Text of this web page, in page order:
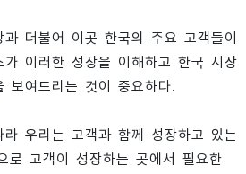
더불어 이곳 한국의 주요 고객들이
이러한 성장을 이해하고 한국 시장
보여드리는 것이 중요하다.
우리는 고객과 함께 성장하고 있는
로 고객이 성장하는 곳에서 필요한